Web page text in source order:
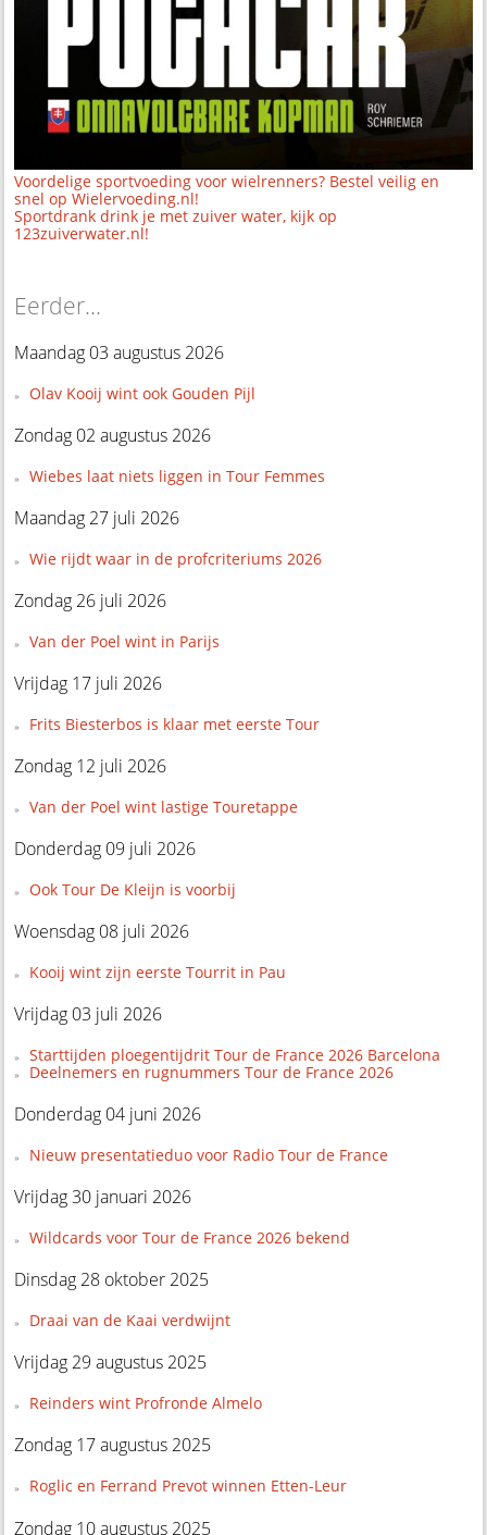
Voordelige sportvoeding voor wielrenners? Bestel veilig en
snel op Wielervoeding.nl!
Sportdrank drink je met zuiver water, kijk op
123zuiverwater.nl!
Eerder...
Maandag 03 augustus 2026
Olav Kooij wint ook Gouden Pijl
Zondag 02 augustus 2026
Wiebes laat niets liggen in Tour Femmes
Maandag 27 juli 2026
Wie rijdt waar in de profcriteriums 2026
Zondag 26 juli 2026
Van der Poel wint in Parijs
Vrijdag 17 juli 2026
Frits Biesterbos is klaar met eerste Tour
Zondag 12 juli 2026
Van der Poel wint lastige Touretappe
Donderdag 09 juli 2026
Ook Tour De Kleijn is voorbij
Woensdag 08 juli 2026
Kooij wint zijn eerste Tourrit in Pau
Vrijdag 03 juli 2026
Starttijden ploegentijdrit Tour de France 2026 Barcelona
Deelnemers en rugnummers Tour de France 2026
Donderdag 04 juni 2026
Nieuw presentatieduo voor Radio Tour de France
Vrijdag 30 januari 2026
Wildcards voor Tour de France 2026 bekend
Dinsdag 28 oktober 2025
Draai van de Kaai verdwijnt
Vrijdag 29 augustus 2025
Reinders wint Profronde Almelo
Zondag 17 augustus 2025
Roglic en Ferrand Prevot winnen Etten-Leur
Zondag 10 augustus 2025